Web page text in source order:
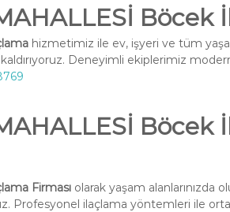
Böcek
hizmetimiz ile ev, işyeri ve tüm
Deneyimli ekiplerimiz
Böcek
Firması olarak yaşam alanlarınızda
Profesyonel ilaçlama yöntemleri ile